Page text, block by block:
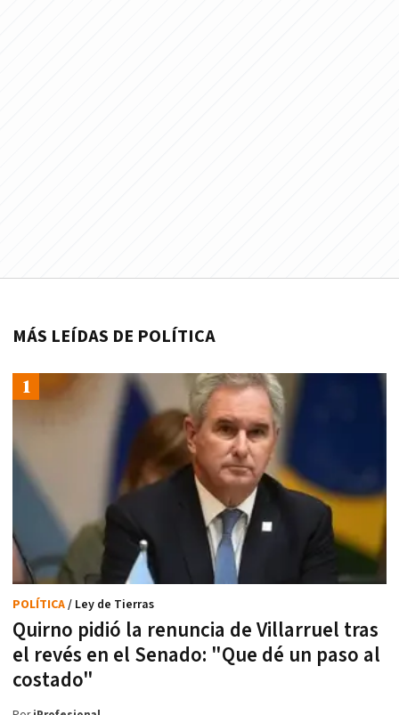
MÁS LEÍDAS DE POLÍTICA
Quirno pidió la renuncia de Villarruel tras
el revés en el Senado: "Que dé un paso al
costado"
POLÍTICA/ Ley de Tierras